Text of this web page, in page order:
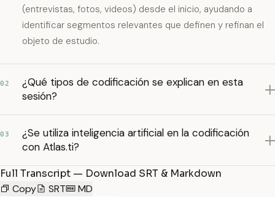
(entrevistas, fotos, videos) desde el inicio, ayudando a
identificar segmentos relevantes que definen y refinan el
objeto de estudio.
02
¿Qué tipos de codificación se explican en esta
sesión?
03
¿Se utiliza inteligencia artificial en la codificación
con Atlas.ti?
Full Transcript — Download SRT & Markdown
Copy
SRT MD